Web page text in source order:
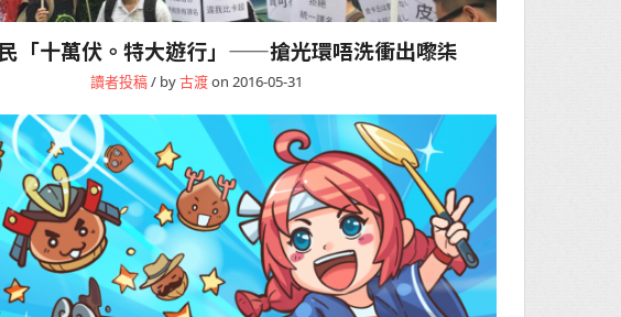
「十萬伏。特大遊行」——搶光環唔洗衝出嚟柒
讀者投稿/ by古渡on 2016-05-31